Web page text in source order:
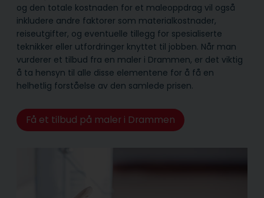
og den totale kostnaden for et maleoppdrag vil også
inkludere andre faktorer som materialkostnader,
reiseutgifter, og eventuelle tillegg for spesialiserte
teknikker eller utfordringer knyttet til jobben. Når man
vurderer et tilbud fra en maler i Drammen, er det viktig
å ta hensyn til alle disse elementene for å få en
helhetlig forståelse av den samlede prisen.
Få et tilbud på maler i Drammen